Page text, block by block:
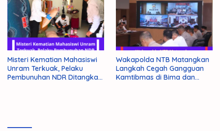
Misteri Kematian Mahasiswi
Unram Terkuak, Pelaku
Pembunuhan NDR Ditangkap
Wakapolda NTB Matangkan
Langkah Cegah Gangguan
Kamtibmas di Bima dan